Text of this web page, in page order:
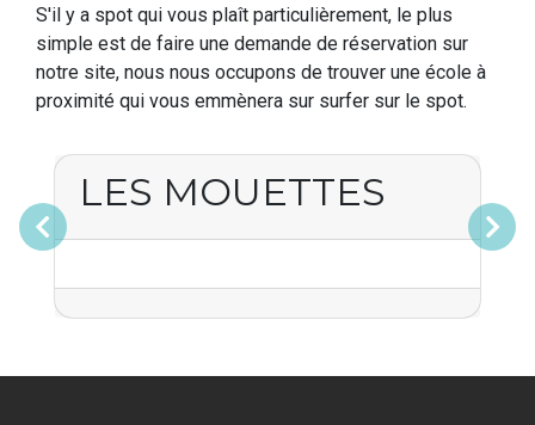
S'il y a spot qui vous plaît particulièrement, le plus
simple est de faire une demande de réservation sur
notre site, nous nous occupons de trouver une école à
proximité qui vous emmènera sur surfer sur le spot.
LES MOUETTES
Précédent Suivant